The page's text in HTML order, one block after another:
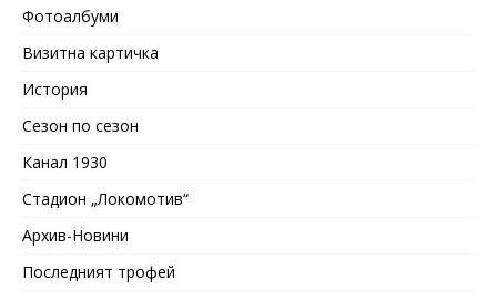
Фотоалбуми
Визитна картичка
История
Сезон по сезон
Канал 1930
Стадион „Локомотив“
Архив-Новини
Последният трофей